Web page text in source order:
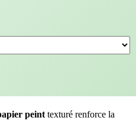
peint texturé renforce la